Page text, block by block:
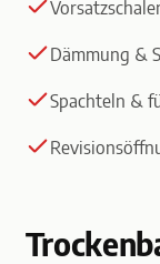
Dämmung &
Spachteln &